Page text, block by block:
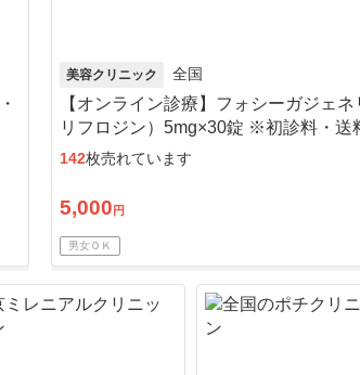
美容クリニック 全国
【オンライン診療】フォシーガジェ
リフロジン）5mg×30錠 ※初診料・送
可
142枚売れています
5,000 円
男女ＯＫ